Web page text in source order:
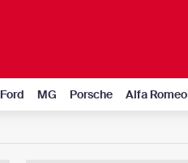
Ford MG Porsche Alfa Romeo